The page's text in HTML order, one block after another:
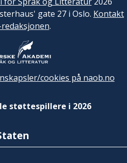
gate 27 i Oslo. Kontakt
redaksjonen.
cookies på naob.no
støttespillere i 2026